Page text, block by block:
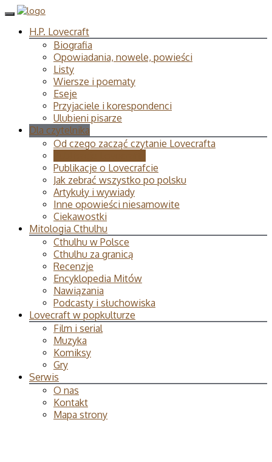
H.P. Lovecraft
Biografia
Opowiadania, nowele, powieści
Listy
Wiersze i poematy
Eseje
Przyjaciele i korespondenci
Ulubieni pisarze
Dla czytelnika
Od czego zacząć czytanie Lovecrafta
Publikacje o Lovecrafcie
Jak zebrać wszystko po polsku
Artykuły i wywiady
Inne opowieści niesamowite
Ciekawostki
Mitologia Cthulhu
Cthulhu w Polsce
Cthulhu za granicą
Recenzje
Encyklopedia Mitów
Nawiązania
Podcasty i słuchowiska
Lovecraft w popkulturze
Film i serial
Muzyka
Komiksy
Gry
Serwis
O nas
Kontakt
Mapa strony